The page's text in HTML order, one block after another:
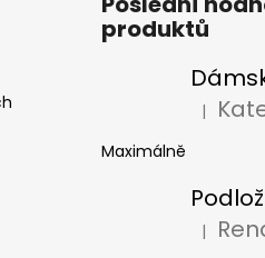
produktů
|
Maximálně
|